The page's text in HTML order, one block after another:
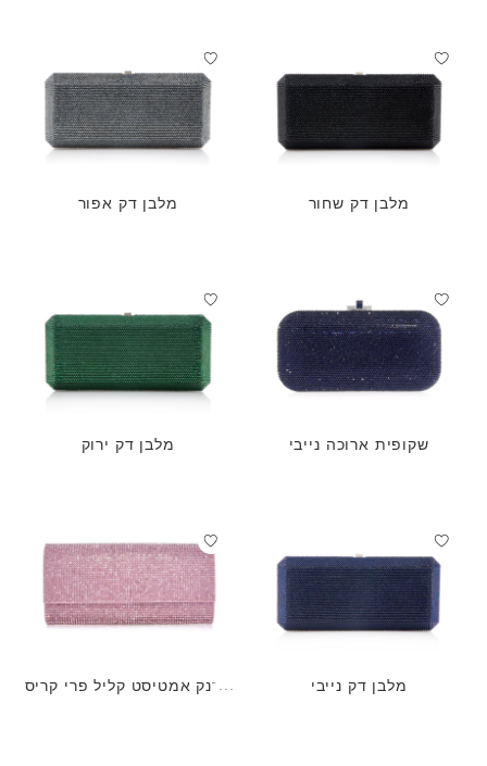
מלבן דק שחור מלבן דק אפור
שקופית ארוכה נייבי מלבן דק ירוק
מלבן דק נייבי
ארנק אמטיסט קליל פרי קריס